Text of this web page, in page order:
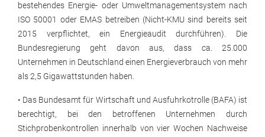
bestehendes Energie- oder Umweltmanagementsystem nach
ISO 50001 oder EMAS betreiben (Nicht-KMU sind bereits seit
2015 verpflichtet, ein Energieaudit durchführen). Die
Bundesregierung geht davon aus, dass ca. 25.000
Unternehmen in Deutschland einen Energieverbrauch von mehr
als 2,5 Gigawattstunden haben.
• Das Bundesamt für Wirtschaft und Ausfuhrkotrolle (BAFA) ist
berechtigt, bei den betroffenen Unternehmen durch
Stichprobenkontrollen innerhalb von vier Wochen Nachweise